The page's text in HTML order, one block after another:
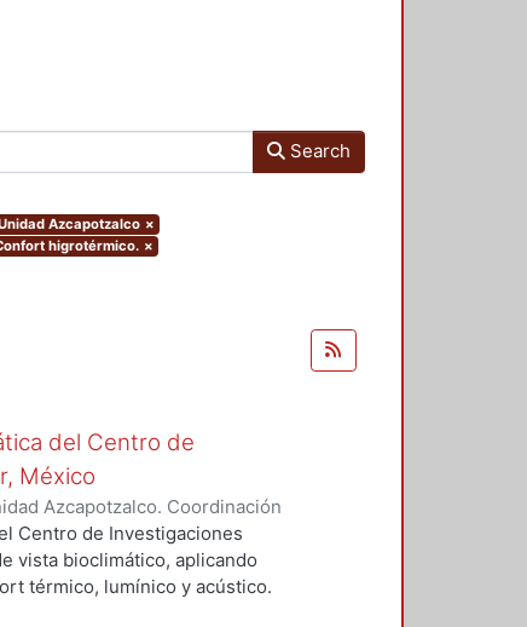
Search
Azcapotzalco ×
higrotérmico. ×
del Centro de
México
Azcapotzalco. Coordinación
José Luis
Centro de Investigaciones
vista bioclimático, aplicando
térmico, lumínico y acústico.